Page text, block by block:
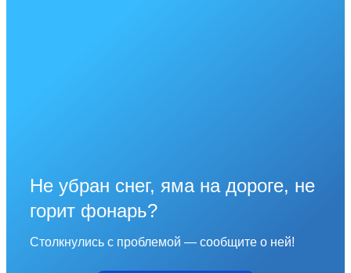
Не убран снег, яма на дороге, не
горит фонарь?
Столкнулись с проблемой — сообщите о ней!